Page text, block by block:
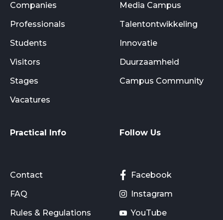
Companies
Professionals
Students
Visitors
Stages
Vacatures
Media Campus
Talentontwikkeling
Innovatie
Duurzaamheid
Campus Community
Practical Info
Contact
FAQ
Rules & Regulations
Follow Us
Facebook
Instagram
YouTube